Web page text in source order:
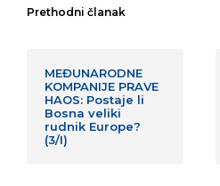
Prethodni članak
MEĐUNARODNE
KOMPANIJE PRAVE
HAOS: Postaje li
Bosna veliki
rudnik Europe?
(3/I)